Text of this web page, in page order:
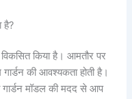
है?
विकसित किया है। आमतौर पर
की आवश्यकता होती है।
गार्डन मॉडल की मदद से आप